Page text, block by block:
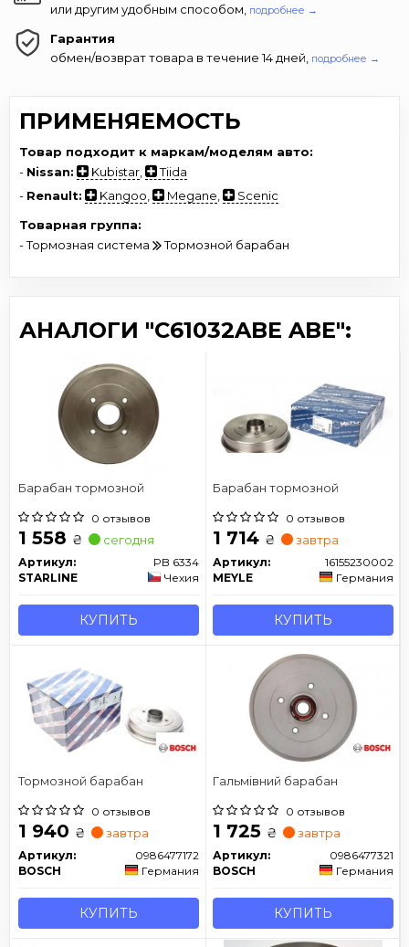
или другим удобным способом, подробнее →
Гарантия
обмен/возврат товара в течение 14 дней, подробнее →
ПРИМЕНЯЕМОСТЬ
Товар подходит к маркам/моделям авто:
- Nissan: Kubistar
Tiida
- Renault: Kangoo Megane
Scenic
Товарная группа:
- Тормозная система
Тормозной барабан
АНАЛОГИ "C61032ABE ABE":
Барабан тормозной
0 отзывов
1 558 ₴ сегодня
Артикул:
PB 6334
STARLINE
Чехия
КУПИТЬ
Барабан тормозной
0 отзывов
1 714 ₴ завтра
Артикул:
16155230002
MEYLE
Германия
КУПИТЬ
Тормозной барабан
0 отзывов
1 940 ₴ завтра
Артикул:
0986477172
BOSCH
Германия
КУПИТЬ
Гальмівний барабан
0 отзывов
1 725 ₴ завтра
Артикул:
0986477321
BOSCH
Германия
КУПИТЬ